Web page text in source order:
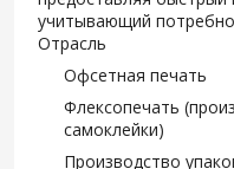
учитывающий
Отрасль
Офсетная печать
Флексопечать
самоклейки)
Производство